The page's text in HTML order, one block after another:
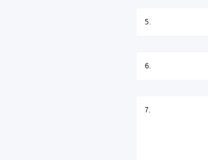
5.
6.
7.